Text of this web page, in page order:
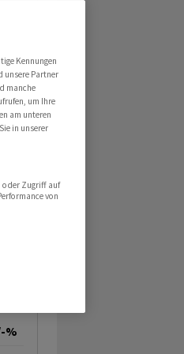
%
Kennungen
unsere Partner
manche
um Ihre
am unteren
in unserer
oder Zugriff auf
von